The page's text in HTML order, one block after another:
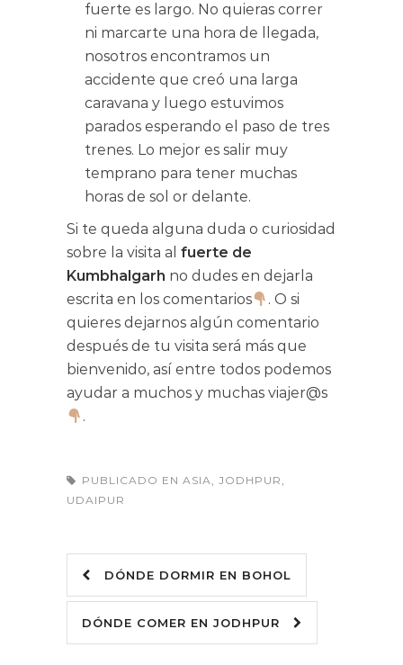
fuerte es largo. No quieras correr
ni marcarte una hora de llegada,
nosotros encontramos un
accidente que creó una larga
caravana y luego estuvimos
parados esperando el paso de tres
trenes. Lo mejor es salir muy
temprano para tener muchas
horas de sol or delante.
Si te queda alguna duda o curiosidad
sobre la visita al fuerte de
Kumbhalgarh no dudes en dejarla
escrita en los comentarios
. O si
quieres dejarnos algún comentario
después de tu visita será más que
bienvenido, así entre todos podemos
ayudar a muchos y muchas viajer@s
.
PUBLICADO EN ASIA, JODHPUR ,
UDAIPUR
DÓNDE DORMIR EN BOHOL
DÓNDE COMER EN JODHPUR